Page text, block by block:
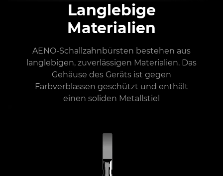
Langlebige
Materialien
AENO-Schallzahnbürsten bestehen aus
langlebigen, zuverlässigen Materialien. Das
Gehäuse des Geräts ist gegen
Farbverblassen geschützt und enthält
einen soliden Metallstiel